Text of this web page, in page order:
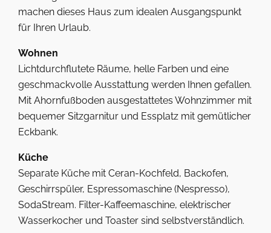
machen dieses Haus zum idealen Ausgangspunkt
für Ihren Urlaub.
Wohnen
Lichtdurchflutete Räume, helle Farben und eine
geschmackvolle Ausstattung werden Ihnen gefallen.
Mit Ahornfußboden ausgestattetes Wohnzimmer mit
bequemer Sitzgarnitur und Essplatz mit gemütlicher
Eckbank.
Küche
Separate Küche mit Ceran-Kochfeld, Backofen,
Geschirrspüler, Espressomaschine (Nespresso),
SodaStream. Filter-Kaffeemaschine, elektrischer
Wasserkocher und Toaster sind selbstverständlich.